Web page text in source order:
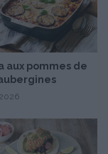
aux pommes de